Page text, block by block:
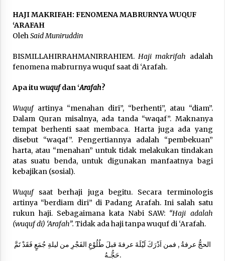
3 months ago
Siswa YPHC
3 months ago
Said Muniruddin Beri Pelatihan dan Motivasi
untuk 179 Guru Diniyah Disdikbud Kota Banda
Aceh
4 months ago
SELVi: Sebuah Model Motivasi dalam
Kepemimpinan Bisnis
4 months ago
Eksistensi Iran dalam Tiga Ayat: Memahami
Aliansi Yahudi dan Kristen dalam Dinamika
4 months ago
HAJI MAKRIFAH: FENOMENA MABRURNYA WUQUF
‘ARAFAH
Oleh Said Muniruddin
BISMILLAHIRRAHMANIRRAHIEM. Haji makrifah adalah
fenomena mabrurnya wuquf saat di ‘Arafah.
Apa itu wuqufdan ‘Arafah?
Wuqufartinya “menahan diri”, “berhenti”, atau “diam”.
Dalam Quran misalnya, ada tanda “waqaf”. Maknanya
tempat berhenti saat membaca. Harta juga ada yang
disebut “waqaf”. Pengertiannya adalah “pembekuan”
harta, atau “menahan” untuk tidak melakukan tindakan
atas suatu benda, untuk digunakan manfaatnya bagi
kebajikan (sosial).
Wuqufsaat berhaji juga begitu. Secara terminologis
artinya “berdiam diri” di Padang Arafah. Ini salah satu
rukun haji. Sebagaimana kata Nabi SAW: “Haji adalah
(wuquf di) ‘Arafah”. Tidak ada haji tanpa wuquf di ‘Arafah.
الحجُّ عرفةُ , فمن اَدْرَكَ لَيْلَةَ عرفةَ قبلَ طُلُوْعِ الفَجْرِ من ليلةِ جُمَعٍ فَقَدْ تَمَّ
حَجُّـهُ.